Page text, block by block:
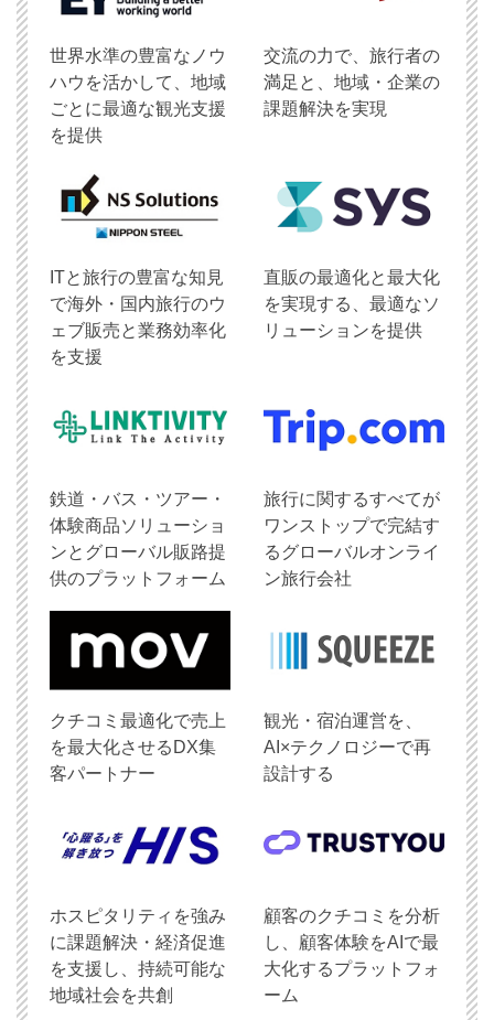
世界水準の豊富なノウ
ハウを活かして、地域
ごとに最適な観光支援
を提供
交流の力で、旅行者の
満足と、地域・企業の
課題解決を実現
ITと旅行の豊富な知見
で海外・国内旅行のウ
ェブ販売と業務効率化
を支援
直販の最適化と最大化
を実現する、最適なソ
リューションを提供
鉄道・バス・ツアー・
体験商品ソリューショ
ンとグローバル販路提
供のプラットフォーム
旅行に関するすべてが
ワンストップで完結す
るグローバルオンライ
ン旅行会社
クチコミ最適化で売上
を最大化させるDX集
客パートナー
観光・宿泊運営を、
AI×テクノロジーで再
設計する
ホスピタリティを強み
に課題解決・経済促進
を支援し、持続可能な
地域社会を共創
顧客のクチコミを分析
し、顧客体験をAIで最
大化するプラットフォ
ーム